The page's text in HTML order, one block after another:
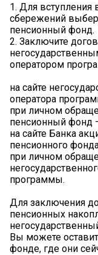
1. Для вступления
сбережений
пенсионный фонд.
2. Заключите
оператором
на сайте
оператора
при личном
пенсионный фонд
на сайте Банка
пенсионного
при личном
программы.
Для заключения
пенсионных
Вы можете
фонде, где они